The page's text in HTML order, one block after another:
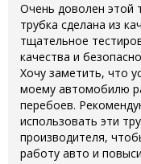
Очень доволен этой
трубка сделана из
тщательное
качества и
Хочу заметить, что
моему автомобилю
перебоев.
использовать эти
производителя,
работу авто и